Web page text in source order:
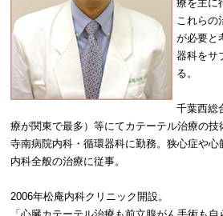
療を主に
これらの
が必要と
器科をサ
る。
千葉西総
療が関東で最多）等にてカテーテル治療の
寺南病院内科・循環器科に勤務。狭心症や心
内科全般の治療に従事。
2006年松庵内科クリニック開設。